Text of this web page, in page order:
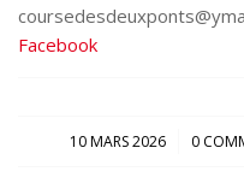
Facebook
10 MARS 2026
/ 0